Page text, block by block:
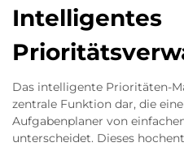
Intelligentes
Das intelligente Prioritäten-
zentrale Funktion dar, die
Aufgabenplaner von
unterscheidet. Dieses